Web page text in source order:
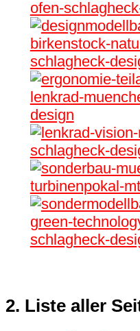
2. Liste aller